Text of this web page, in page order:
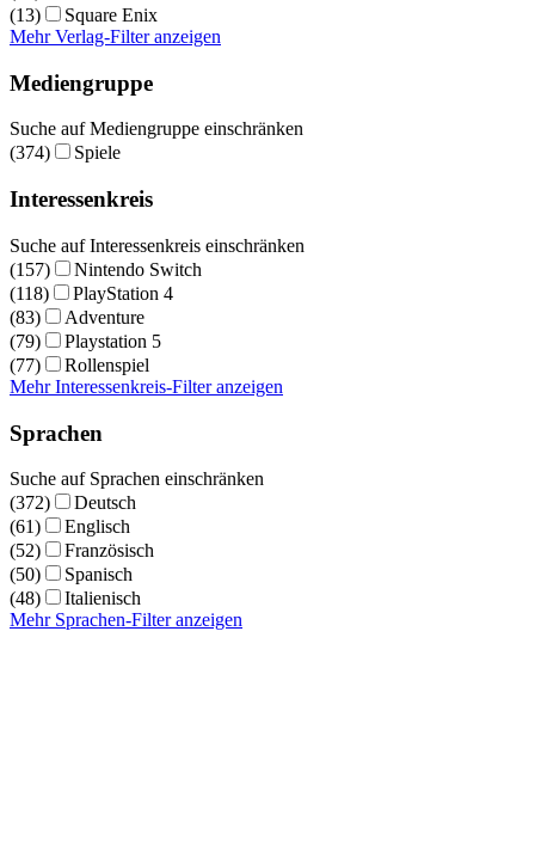
(13)
Square Enix
Mehr Verlag-Filter anzeigen
Mediengruppe
Suche auf Mediengruppe einschränken
(374)
Spiele
Interessenkreis
Suche auf Interessenkreis einschränken
(157)
Nintendo Switch
(118)
PlayStation 4
(83)
Adventure
(79)
Playstation 5
(77)
Rollenspiel
Mehr Interessenkreis-Filter anzeigen
Sprachen
Suche auf Sprachen einschränken
(372)
Deutsch
(61)
Englisch
(52)
Französisch
(50)
Spanisch
(48)
Italienisch
Mehr Sprachen-Filter anzeigen